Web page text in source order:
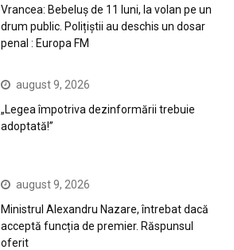
Vrancea: Bebeluș de 11 luni, la volan pe un
drum public. Polițiștii au deschis un dosar
penal : Europa FM
august 9, 2026
„Legea împotriva dezinformării trebuie
adoptată!”
august 9, 2026
Ministrul Alexandru Nazare, întrebat dacă
acceptă funcția de premier. Răspunsul
oferit